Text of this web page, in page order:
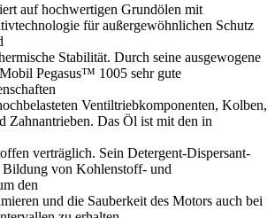
auf hochwertigen Grundölen mit
für außergewöhnlichen Schutz
Stabilität. Durch seine ausgewogene
Pegasus™ 1005 sehr gute
Ventiltriebkomponenten, Kolben,
Zahnantrieben. Das Öl ist mit den in
verträglich. Sein Detergent-Dispersant-
Bildung von Kohlenstoff- und
den
und die Sauberkeit des Motors auch bei